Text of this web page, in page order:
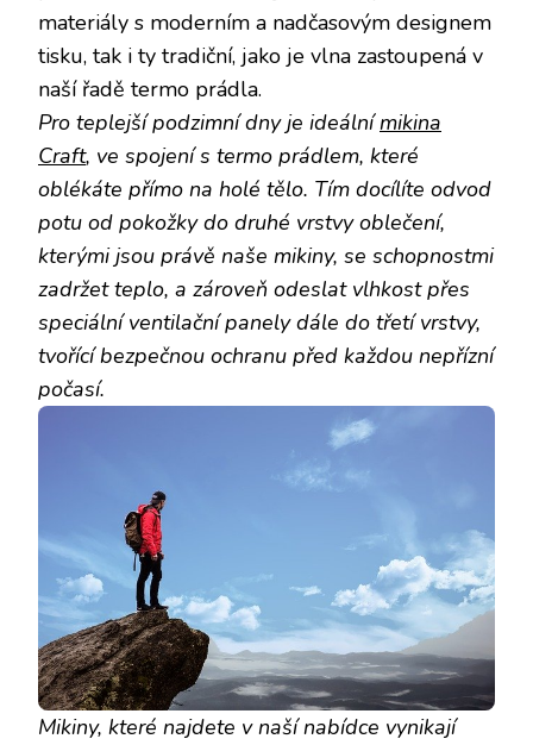
materiály s moderním a nadčasovým designem
tisku, tak i ty tradiční, jako je vlna zastoupená v
naší řadě termo prádla.
Pro teplejší podzimní dny je ideálnímikina
Craft, ve spojení s termo prádlem, které
oblékáte přímo na holé tělo. Tím docílíte odvod
potu od pokožky do druhé vrstvy oblečení,
kterými jsou právě naše mikiny, se schopnostmi
zadržet teplo, a zároveň odeslat vlhkost přes
speciální ventilační panely dále do třetí vrstvy,
tvořící bezpečnou ochranu před každou nepřízní
počasí.
Mikiny, které najdete v naší nabídce vynikají